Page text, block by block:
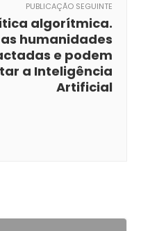
PUBLICAÇÃO SEGUINTE
algorítmica.
humanidades
e podem
a Inteligência
Artificial